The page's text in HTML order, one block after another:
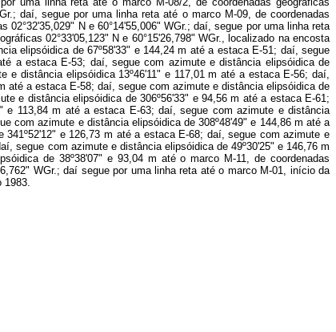
daí, segue por uma linha reta até o marco M-09, de coordenadas
N e 60°14'55,006" WGr.; daí, segue por uma linha reta
02°33'05,123" N e 60°15'26,798" WGr., localizado na encosta
elipsóidica de 67º58'33" e 144,24 m até a estaca E-51; daí, segue
a estaca E-53; daí, segue com azimute e distância elipsóidica de
distância elipsóidica 13º46'11" e 117,01 m até a estaca E-56; daí,
até a estaca E-58; daí, segue com azimute e distância elipsóidica de
e distância elipsóidica de 306º56'33" e 94,56 m até a estaca E-61;
e 113,84 m até a estaca E-63; daí, segue com azimute e distância
com azimute e distância elipsóidica de 308º48'49" e 144,86 m até a
e 126,73 m até a estaca E-68; daí, segue com azimute e
segue com azimute e distância elipsóidica de 49º30'25" e 146,76 m
de 38º38'07" e 93,04 m até o marco M-11, de coordenadas
WGr.; daí segue por uma linha reta até o marco M-01, início da